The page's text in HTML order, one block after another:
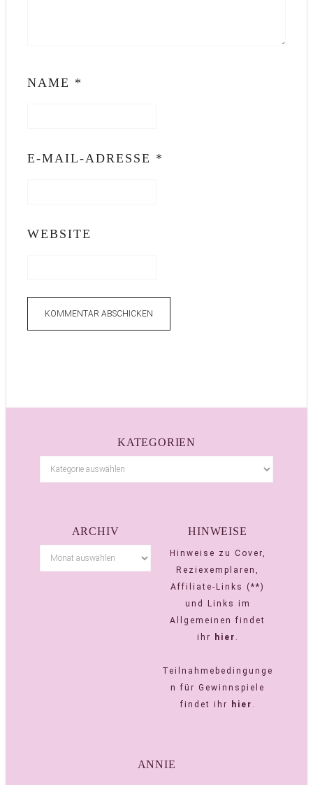
NAME *
E-MAIL-ADRESSE *
WEBSITE
KATEGORIEN
ARCHIV HINWEISE
Hinweise zu Cover,
Reziexemplaren,
Affiliate-Links (**)
und Links im
Allgemeinen findet
ihr
hier .
Teilnahmebedingunge
n für Gewinnspiele
findet ihr
hier .
ANNIE